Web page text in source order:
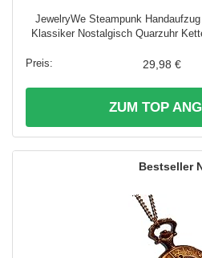
JewelryWe Steampunk
Klassiker Nostalgisch Quarzuhr
29,98 €
ZUM TOP